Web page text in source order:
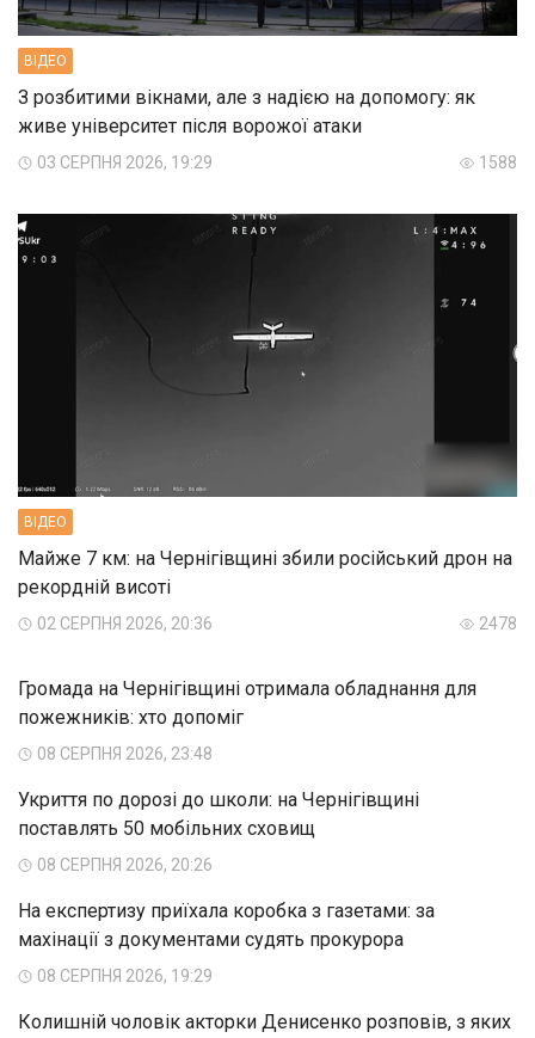
ВIДЕО
З розбитими вікнами, але з надією на допомогу: як
живе університет після ворожої атаки
03 СЕРПНЯ 2026, 19:29 1588
ВIДЕО
Майже 7 км: на Чернігівщині збили російський дрон на
рекордній висоті
02 СЕРПНЯ 2026, 20:36 2478
Громада на Чернігівщині отримала обладнання для
пожежників: хто допоміг
08 СЕРПНЯ 2026, 23:48
Укриття по дорозі до школи: на Чернігівщині
поставлять 50 мобільних сховищ
08 СЕРПНЯ 2026, 20:26
На експертизу приїхала коробка з газетами: за
махінації з документами судять прокурора
08 СЕРПНЯ 2026, 19:29
Колишній чоловік акторки Денисенко розповів, з яких